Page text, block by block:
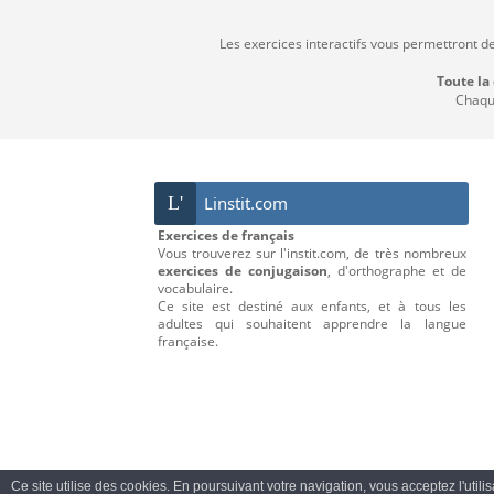
Ce site utilise des cookies. En poursuivant votre navigation, vous acceptez
Les exercices interactifs vous permettront
Toute la
L' Linstit.com
Exercices de français
Vous trouverez sur l'instit.com, de très nombreux
exercices de conjugaison, d'orthographe et de
vocabulaire.
Ce site est destiné aux enfants, et à tous les
adultes qui souhaitent apprendre la langue
française.